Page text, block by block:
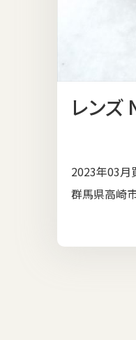
レンズ
2023年03月
群馬県高崎